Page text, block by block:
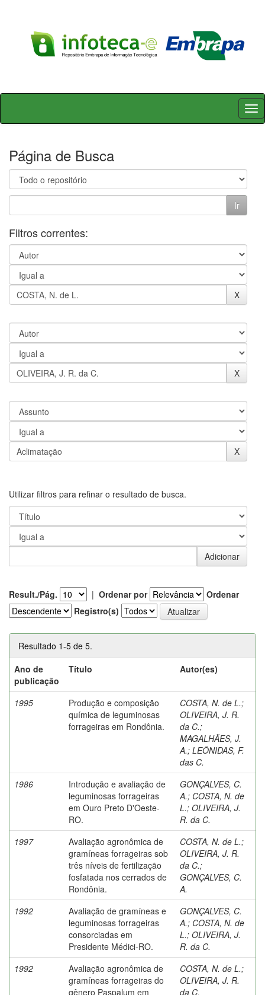
Skip
Página de Busca
Filtros correntes:
Utilizar filtros para refinar o resultado de busca.
Result./Pág. | Ordenar por
Ordenar
Registro(s)
Resultado 1-5 de 5.
Ano de
publicação
Título Autor(es)
1995
Produção e composição
química de leguminosas
forrageiras em Rondônia.
COSTA, N. de L.;
OLIVEIRA, J. R.
da C.;
MAGALHÃES, J.
A.; LEÔNIDAS, F.
das C.
1986
Introdução e avaliação de
leguminosas forrageiras
em Ouro Preto D'Oeste-
RO.
GONÇALVES, C.
A.; COSTA, N. de
L.; OLIVEIRA, J.
R. da C.
1997
Avaliação agronômica de
gramíneas forrageiras sob
três níveis de fertilização
fosfatada nos cerrados de
Rondônia.
COSTA, N. de L.;
OLIVEIRA, J. R.
da C.;
GONÇALVES, C.
A.
1992
Avaliação de gramíneas e
leguminosas forrageiras
consorciadas em
Presidente Médici-RO.
GONÇALVES, C.
A.; COSTA, N. de
L.; OLIVEIRA, J.
R. da C.
1992
Avaliação agronômica de
gramíneas forrageiras do
gênero Paspalum em
COSTA, N. de L.;
OLIVEIRA, J. R.
da C.